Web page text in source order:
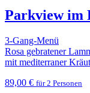
Parkview im
3-Gang-Menü
Rosa gebratener
mit mediterraner
89,00 € für 2 Personen